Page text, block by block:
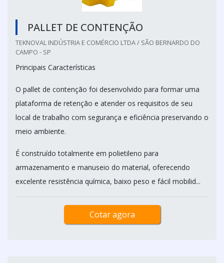
PALLET DE CONTENÇÃO
TEKNOVAL INDÚSTRIA E COMÉRCIO LTDA / SÃO BERNARDO DO
CAMPO - SP
Principais Características
O pallet de contenção foi desenvolvido para formar uma
plataforma de retenção e atender os requisitos de seu
local de trabalho com segurança e eficiência preservando o
meio ambiente.
É construído totalmente em polietileno para
armazenamento e manuseio do material, oferecendo
excelente resistência química, baixo peso e fácil mobilid...
Cotar agora